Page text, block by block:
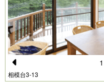
Pr
相模台3-13
1